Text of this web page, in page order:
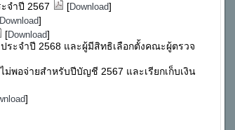
จำปี 2567
[Download]
Download]
[Download]
ะจำปี 2568 และผู้มีสิทธิเลือกตั้งคณะผู้ตรวจ
ม่พอจ่ายสำหรับปีบัญชี 2567 และเรียกเก็บเงิน
]